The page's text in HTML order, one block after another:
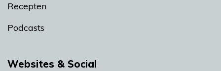
Recepten
Podcasts
Websites & Social